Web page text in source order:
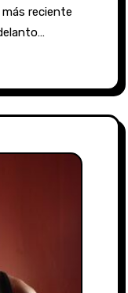
reciente